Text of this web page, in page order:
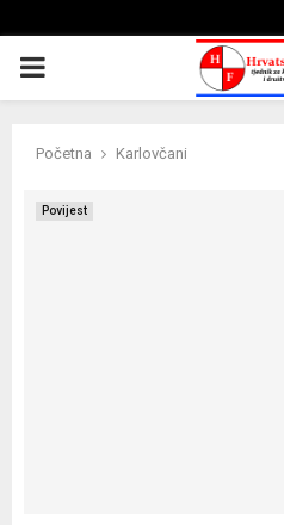
PRIMARY
Početna Karlovčani
Povijest